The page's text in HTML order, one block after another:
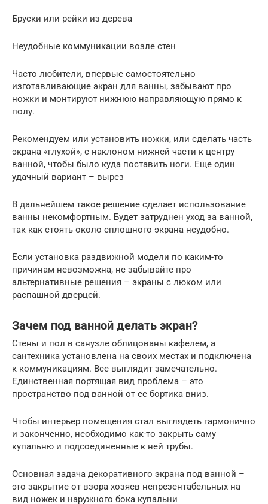
Бруски или рейки из дерева
Неудобные коммуникации возле стен
Часто любители, впервые самостоятельно
изготавливающие экран для ванны, забывают про
ножки и монтируют нижнюю направляющую прямо к
полу.
Рекомендуем или установить ножки, или сделать часть
экрана «глухой», с наклоном нижней части к центру
ванной, чтобы было куда поставить ноги. Еще один
удачный вариант – вырез
В дальнейшем такое решение сделает использование
ванны некомфортным. Будет затруднен уход за ванной,
так как стоять около сплошного экрана неудобно.
Если установка раздвижной модели по каким-то
причинам невозможна, не забывайте про
альтернативные решения – экраны с люком или
распашной дверцей.
Зачем под ванной делать экран?
Стены и пол в санузле облицованы кафелем, а
сантехника установлена на своих местах и подключена
к коммуникациям. Все выглядит замечательно.
Единственная портящая вид проблема – это
пространство под ванной от ее бортика вниз.
Чтобы интерьер помещения стал выглядеть гармонично
и законченно, необходимо как-то закрыть саму
купальню и подсоединенные к ней трубы.
Основная задача декоративного экрана под ванной –
это закрытие от взора хозяев непрезентабельных на
вид ножек и наружного бока купальни